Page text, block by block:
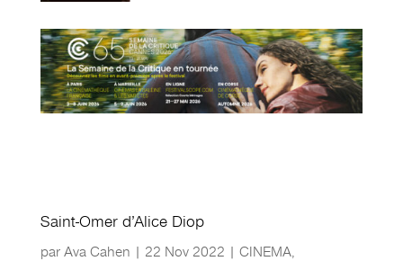
Saint-Omer d’Alice Diop
par Ava Cahen | 22 Nov 2022 | CINEMA,